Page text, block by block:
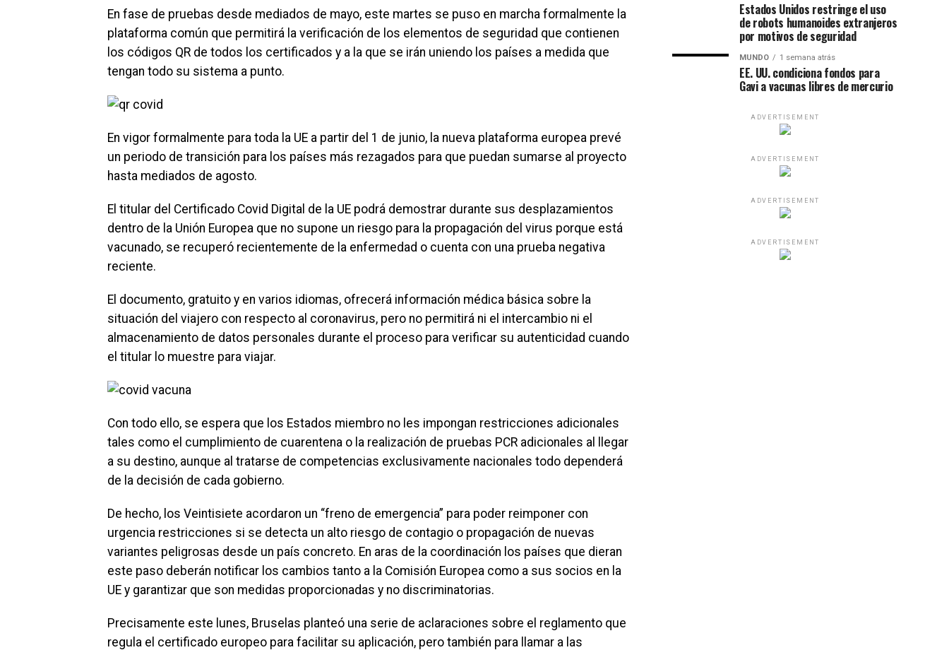
En fase de pruebas desde mediados de mayo, este martes se puso en marcha formalmente la
plataforma común que permitirá la verificación de los elementos de seguridad que contienen
los códigos QR de todos los certificados y a la que se irán uniendo los países a medida que
tengan todo su sistema a punto.
En vigor formalmente para toda la UE a partir del 1 de junio, la nueva plataforma europea prevé
un periodo de transición para los países más rezagados para que puedan sumarse al proyecto
hasta mediados de agosto.
El titular del Certificado Covid Digital de la UE podrá demostrar durante sus desplazamientos
dentro de la Unión Europea que no supone un riesgo para la propagación del virus porque está
vacunado, se recuperó recientemente de la enfermedad o cuenta con una prueba negativa
reciente.
El documento, gratuito y en varios idiomas, ofrecerá información médica básica sobre la
situación del viajero con respecto al coronavirus, pero no permitirá ni el intercambio ni el
almacenamiento de datos personales durante el proceso para verificar su autenticidad cuando
el titular lo muestre para viajar.
Con todo ello, se espera que los Estados miembro no les impongan restricciones adicionales
tales como el cumplimiento de cuarentena o la realización de pruebas PCR adicionales al llegar
a su destino, aunque al tratarse de competencias exclusivamente nacionales todo dependerá
de la decisión de cada gobierno.
De hecho, los Veintisiete acordaron un “freno de emergencia” para poder reimponer con
urgencia restricciones si se detecta un alto riesgo de contagio o propagación de nuevas
variantes peligrosas desde un país concreto. En aras de la coordinación los países que dieran
este paso deberán notificar los cambios tanto a la Comisión Europea como a sus socios en la
UE y garantizar que son medidas proporcionadas y no discriminatorias.
Precisamente este lunes, Bruselas planteó una serie de aclaraciones sobre el reglamento que
regula el certificado europeo para facilitar su aplicación, pero también para llamar a las
Estados Unidos restringe el uso
de robots humanoides extranjeros
por motivos de seguridad
MUNDO 1 semana atrás
EE. UU. condiciona fondos para
Gavi a vacunas libres de mercurio
ADVERTISEMENT
ADVERTISEMENT
ADVERTISEMENT
ADVERTISEMENT